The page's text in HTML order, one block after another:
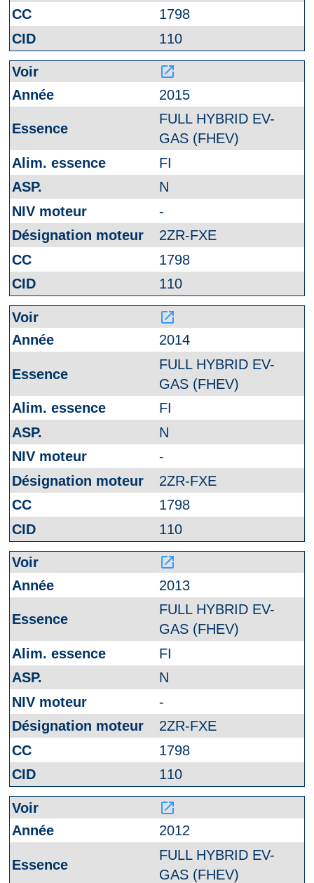
1798
110
launch
2015
FULL HYBRID EV-
GAS (FHEV)
FI
N
-
2ZR-FXE
1798
110
launch
2014
FULL HYBRID EV-
GAS (FHEV)
FI
N
-
2ZR-FXE
1798
110
launch
2013
FULL HYBRID EV-
GAS (FHEV)
FI
N
-
2ZR-FXE
1798
110
launch
2012
FULL HYBRID EV-
GAS (FHEV)